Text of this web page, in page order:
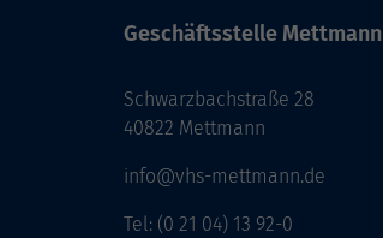
Geschäftsstelle Mettmann
Schwarzbachstraße 28
40822 Mettmann
info@vhs-mettmann.de
Tel: (0 21 04) 13 92-0